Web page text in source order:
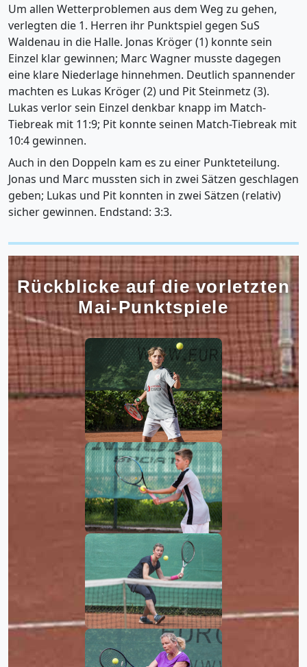
Um allen Wetterproblemen aus dem Weg zu gehen,
verlegten die 1. Herren ihr Punktspiel gegen SuS
Waldenau in die Halle. Jonas Kröger (1) konnte sein
Einzel klar gewinnen; Marc Wagner musste dagegen
eine klare Niederlage hinnehmen. Deutlich spannender
machten es Lukas Kröger (2) und Pit Steinmetz (3).
Lukas verlor sein Einzel denkbar knapp im Match-
Tiebreak mit 11:9; Pit konnte seinen Match-Tiebreak mit
10:4 gewinnen.
Auch in den Doppeln kam es zu einer Punkteteilung.
Jonas und Marc mussten sich in zwei Sätzen geschlagen
geben; Lukas und Pit konnten in zwei Sätzen (relativ)
sicher gewinnen. Endstand: 3:3.
Rückblicke auf die vorletzten
Mai-Punktspiele